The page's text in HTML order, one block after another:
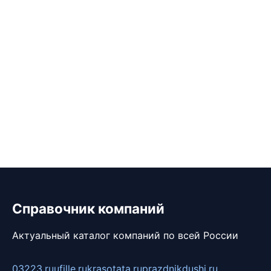
Справочник компаний
Актуальный каталог компаний по всей России
03223.ruufille.rukrasotata.ruprazdnikdushi.ru